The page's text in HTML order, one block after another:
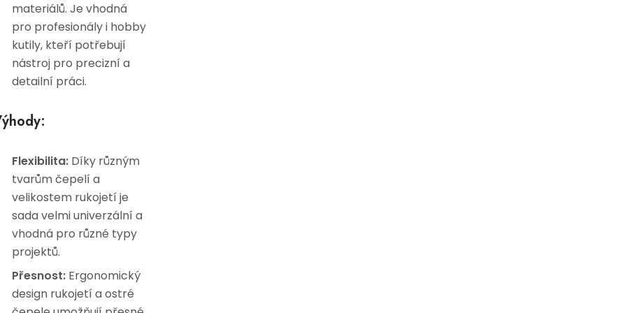
materiálů. Je vhodná
pro profesionály i hobby
kutily, kteří potřebují
nástroj pro precizní a
detailní práci.
Flexibilita: Díky různým
tvarům čepelí a
velikostem rukojetí je
sada velmi univerzální a
vhodná pro různé typy
projektů.
Přesnost: Ergonomický
design rukojetí a ostré